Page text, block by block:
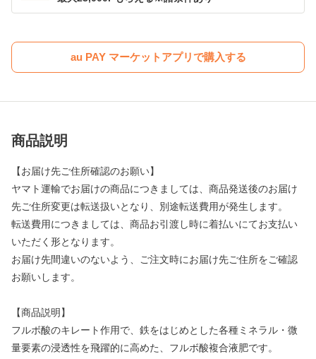
au PAY マーケットアプリで購入する
商品説明
【お届け先ご住所確認のお願い】
ヤマト運輸でお届けの商品につきましては、商品発送後のお届け
先ご住所変更は転送扱いとなり、別途転送費用が発生します。
転送費用につきましては、商品お引渡し時に着払いにてお支払い
いただく形となります。
お届け先間違いのないよう、ご注文時にお届け先ご住所をご確認
お願いします。
【商品説明】
フルボ酸のキレート作用で、鉄をはじめとした各種ミネラル・微
量要素の浸透性を飛躍的に高めた、フルボ酸複合液肥です。